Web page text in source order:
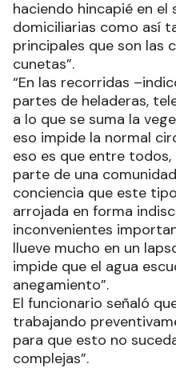
haciendo hincapié en
domiciliarias como así
principales que son las
cunetas”.
“En las recorridas
partes de heladeras,
a lo que se suma la
eso impide la normal
eso es que entre
parte de una
conciencia que este
arrojada en forma
inconvenientes
llueve mucho en un
impide que el agua
anegamiento”.
El funcionario señaló
trabajando
para que esto no
complejas”.